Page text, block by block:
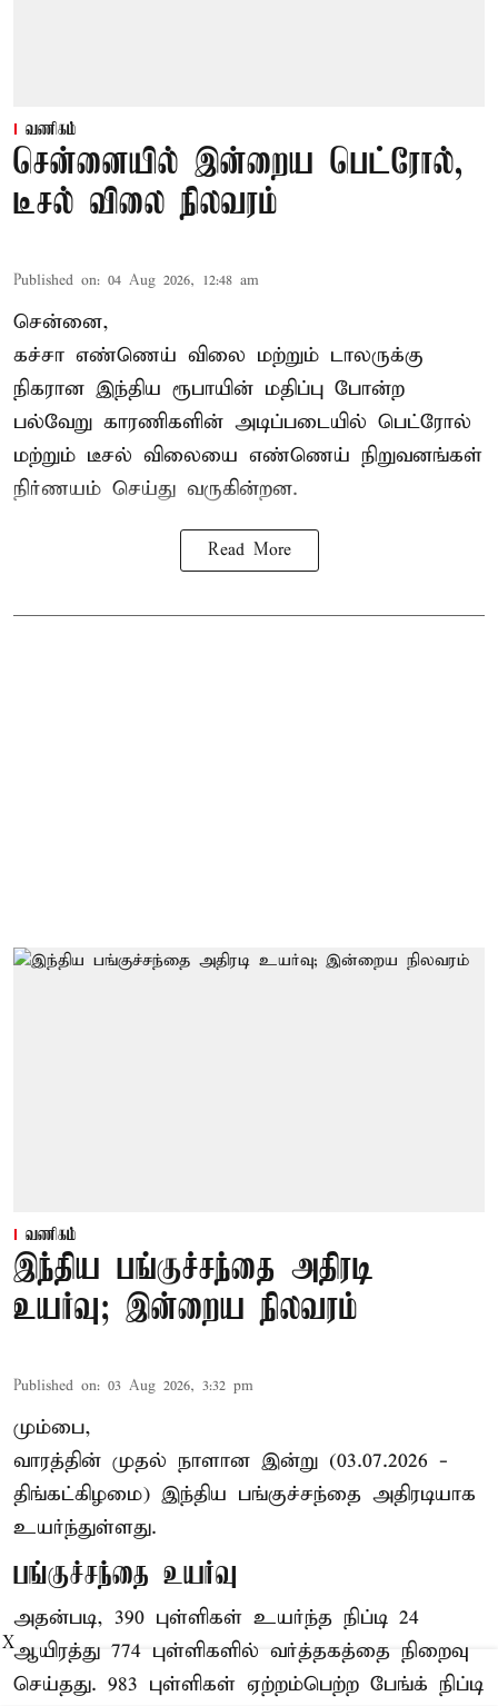
வணிகம்
சென்னையில் இன்றைய பெட்ரோல்,
டீசல் விலை நிலவரம்
Published on: 04 Aug 2026, 12:48 am
சென்னை,
கச்சா எண்ணெய் விலை மற்றும் டாலருக்கு
நிகரான இந்திய ரூபாயின் மதிப்பு போன்ற
பல்வேறு காரணிகளின் அடிப்படையில் பெட்ரோல்
மற்றும் டீசல் விலையை எண்ணெய் நிறுவனங்கள்
நிர்ணயம் செய்து வருகின்றன.
Read More
வணிகம்
இந்திய பங்குச்சந்தை அதிரடி
உயர்வு; இன்றைய நிலவரம்
Published on: 03 Aug 2026, 3:32 pm
மும்பை,
வாரத்தின் முதல் நாளான இன்று (03.07.2026 -
திங்கட்கிழமை) இந்திய பங்குச்சந்தை அதிரடியாக
உயர்ந்துள்ளது.
பங்குச்சந்தை உயர்வு
அதன்படி, 390 புள்ளிகள் உயர்ந்த நிப்டி 24
ஆயிரத்து 774 புள்ளிகளில் வர்த்தகத்தை நிறைவு
செய்தது. 983 புள்ளிகள் ஏற்றம்பெற்ற பேங்க் நிப்டி
X